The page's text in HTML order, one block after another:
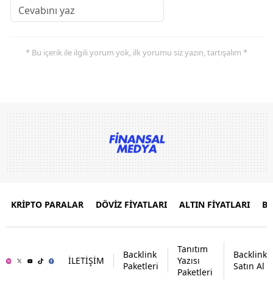
* Bu içerik ile ilgili yorum yok, ilk yorumu siz yazın, tartışalım *
KRİPTO PARALAR DÖVİZ FİYATLARI ALTIN FİYATLARI
İLETİŞİM
Backlink
Paketleri
Tanıtım
Yazısı
Paketleri
Backlink
Satın Al